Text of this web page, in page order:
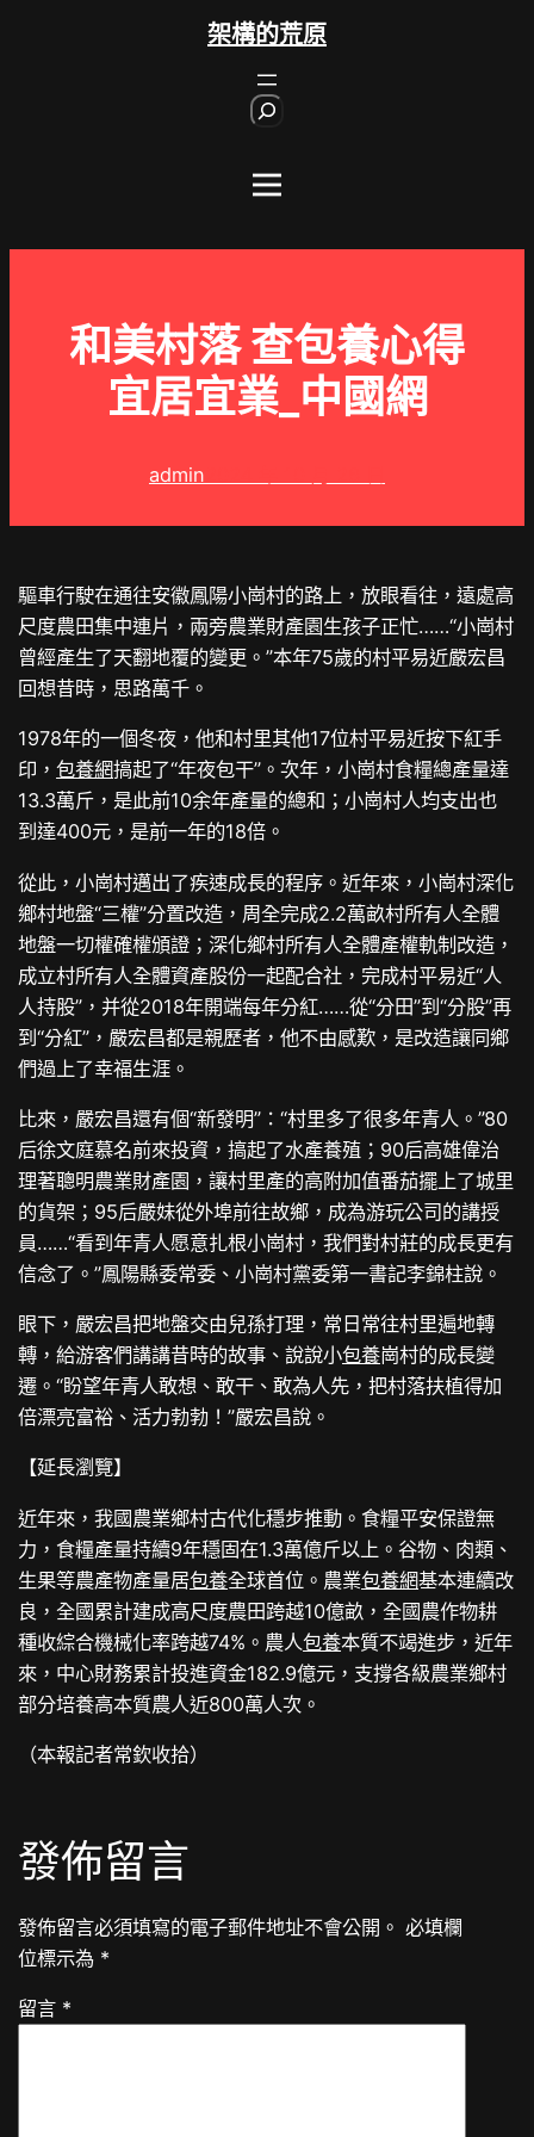
架構的荒原
和美村落 查包養心得
宜居宜業_中國網
admin
驅車行駛在通往安徽鳳陽小崗村的路上，放眼看往，遠處高
尺度農田集中連片，兩旁農業財產園生孩子正忙……“小崗村
曾經產生了天翻地覆的變更。”本年75歲的村平易近嚴宏昌
回想昔時，思路萬千。
1978年的一個冬夜，他和村里其他17位村平易近按下紅手
印，包養網搞起了“年夜包干”。次年，小崗村食糧總產量達
13.3萬斤，是此前10余年產量的總和；小崗村人均支出也
到達400元，是前一年的18倍。
從此，小崗村邁出了疾速成長的程序。近年來，小崗村深化
鄉村地盤“三權”分置改造，周全完成2.2萬畝村所有人全體
地盤一切權確權頒證；深化鄉村所有人全體產權軌制改造，
成立村所有人全體資產股份一起配合社，完成村平易近“人
人持股”，并從2018年開端每年分紅……從“分田”到“分股”再
到“分紅”，嚴宏昌都是親歷者，他不由感歎，是改造讓同鄉
們過上了幸福生涯。
比來，嚴宏昌還有個“新發明”：“村里多了很多年青人。”80
后徐文庭慕名前來投資，搞起了水產養殖；90后高雄偉治
理著聰明農業財產園，讓村里產的高附加值番茄擺上了城里
的貨架；95后嚴妹從外埠前往故鄉，成為游玩公司的講授
員……“看到年青人愿意扎根小崗村，我們對村莊的成長更有
信念了。”鳳陽縣委常委、小崗村黨委第一書記李錦柱說。
眼下，嚴宏昌把地盤交由兒孫打理，常日常往村里遍地轉
轉，給游客們講講昔時的故事、說說小包養崗村的成長變
遷。“盼望年青人敢想、敢干、敢為人先，把村落扶植得加
倍漂亮富裕、活力勃勃！”嚴宏昌說。
【延長瀏覽】
近年來，我國農業鄉村古代化穩步推動。食糧平安保證無
力，食糧產量持續9年穩固在1.3萬億斤以上。谷物、肉類、
生果等農產物產量居包養全球首位。農業包養網基本連續改
良，全國累計建成高尺度農田跨越10億畝，全國農作物耕
種收綜合機械化率跨越74%。農人包養本質不竭進步，近年
來，中心財務累計投進資金182.9億元，支撐各級農業鄉村
部分培養高本質農人近800萬人次。
（本報記者常欽收拾）
發佈留言
發佈留言必須填寫的電子郵件地址不會公開。 必填欄
位標示為 *
留言 *